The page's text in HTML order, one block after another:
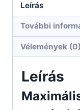
Leírás
További
Vélemények (0)
Leírás